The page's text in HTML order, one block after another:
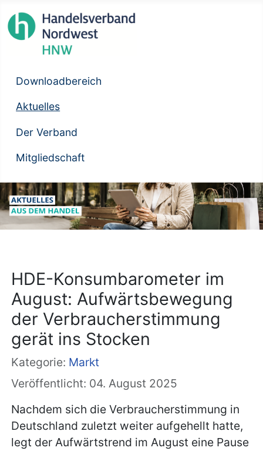
Downloadbereich
Aktuelles
Der Verband
Mitgliedschaft
HDE-Konsumbarometer im
August: Aufwärtsbewegung
der Verbraucherstimmung
gerät ins Stocken
Kategorie: Markt
Veröffentlicht: 04. August 2025
Nachdem sich die Verbraucherstimmung in
Deutschland zuletzt weiter aufgehellt hatte,
legt der Aufwärtstrend im August eine Pause